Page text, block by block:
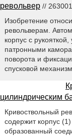
револьвер //
Изобретение
револьверам.
корпус с
патронными
поворота и
спусковой
цилиндрическим
Кривоствольный
содержит корпус
образованный